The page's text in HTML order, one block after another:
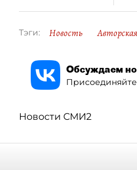
Тэги: Новость
Обсуждаем
Новости СМИ2